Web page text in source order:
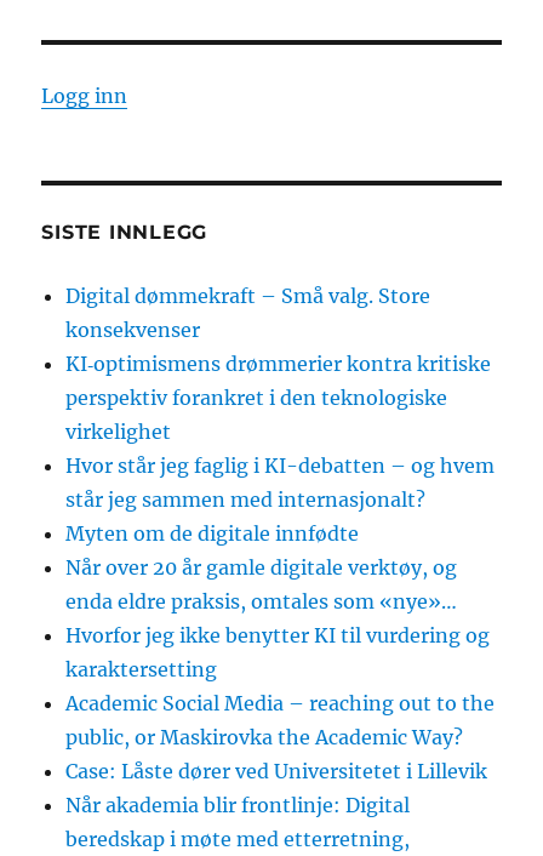
Logg inn
SISTE INNLEGG
Digital dømmekraft – Små valg. Store
konsekvenser
KI‑optimismens drømmerier kontra kritiske
perspektiv forankret i den teknologiske
virkelighet
Hvor står jeg faglig i KI-debatten – og hvem
står jeg sammen med internasjonalt?
Myten om de digitale innfødte
Når over 20 år gamle digitale verktøy, og
enda eldre praksis, omtales som «nye»…
Hvorfor jeg ikke benytter KI til vurdering og
karaktersetting
Academic Social Media – reaching out to the
public, or Maskirovka the Academic Way?
Case: Låste dører ved Universitetet i Lillevik
Når akademia blir frontlinje: Digital
beredskap i møte med etterretning,